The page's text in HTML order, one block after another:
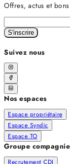
Offres, actus et
S'inscrire
Suivez nous
Nos espaces
Espace propriétaire
Espace Syndic
Espace TO
Groupe
Recrutement CDI